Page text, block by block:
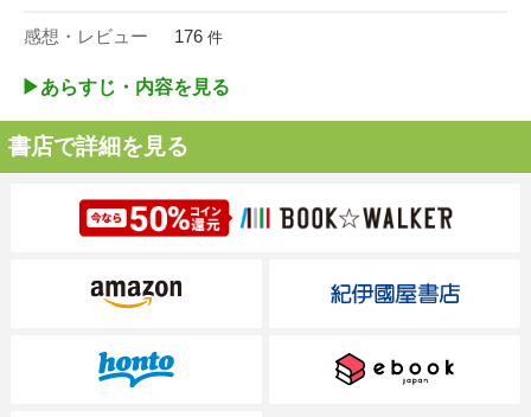
感想・レビュー 176 件
▶︎あらすじ・内容を見る
書店で詳細を見る